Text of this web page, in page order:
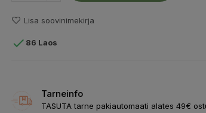
Lisa soovinimekirja
 86 Laos
Tarneinfo
TASUTA tarne pakiautomaati alates 49€